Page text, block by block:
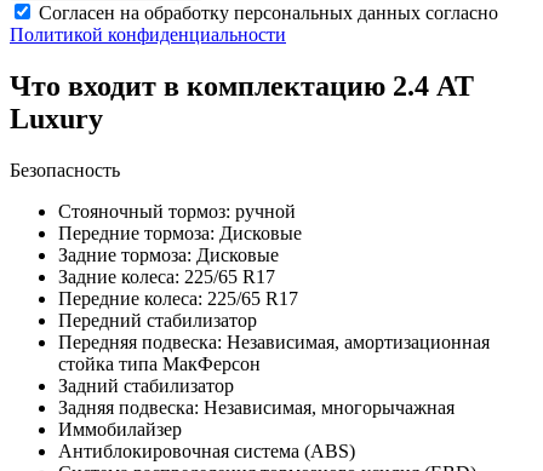
Согласен на обработку персональных данных согласно
Политикой конфиденциальности
Что входит в комплектацию 2.4 AT
Luxury
Безопасность
Стояночный тормоз: ручной
Передние тормоза: Дисковые
Задние тормоза: Дисковые
Задние колеса: 225/65 R17
Передние колеса: 225/65 R17
Передний стабилизатор
Передняя подвеска: Независимая, амортизационная
стойка типа МакФерсон
Задний стабилизатор
Задняя подвеска: Независимая, многорычажная
Иммобилайзер
Антиблокировочная система (ABS)